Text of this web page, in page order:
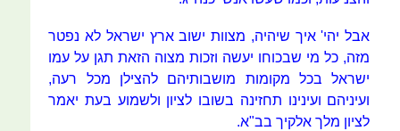
אבל יהי' איך שיהיה, מצוות ישוב ארץ ישראל לא נפטר
מזה, כל מי שבכוחו יעשה וזכות מצוה הזאת תגן על עמו
ישראל בכל מקומות מושבותיהם להצילן מכל רעה,
ועיניהם ועינינו תחזינה בשובו לציון ולשמוע בעת יאמר
לציון מלך אלקיך בב"א.